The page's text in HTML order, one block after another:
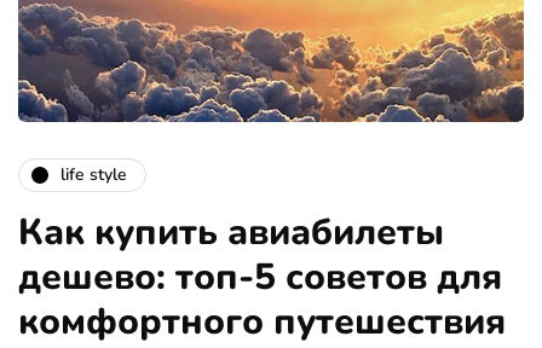
life style
Как купить авиабилеты
дешево: топ-5 советов для
комфортного путешествия